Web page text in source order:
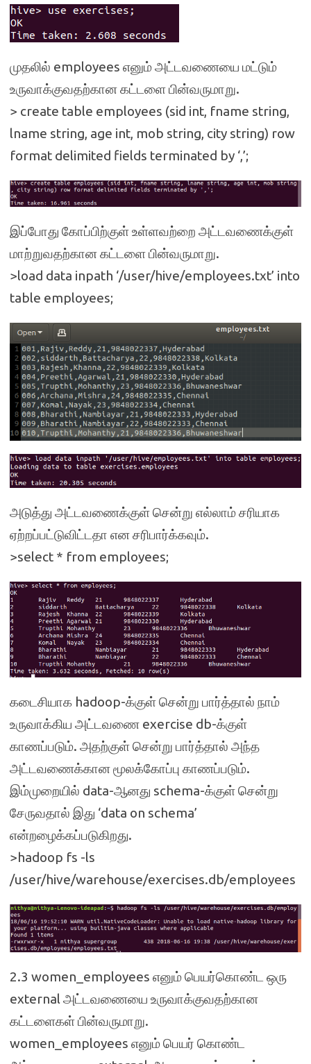
முதலில் employees எனும் அட்டவணையை மட்டும்
உருவாக்குவதற்கான கட்டளை பின்வருமாறு.
> create table employees (sid int, fname string,
lname string, age int, mob string, city string) row
format delimited fields terminated by ‘,’;
இப்போது கோப்பிற்குள் உள்ளவற்றை அட்டவணைக்குள்
மாற்றுவதற்கான கட்டளை பின்வருமாறு.
>load data inpath ‘/user/hive/employees.txt’ into
table employees;
அடுத்து அட்டவணைக்குள் சென்று எல்லாம் சரியாக
ஏற்றப்பட்டுவிட்டதா என சரிபார்க்கவும்.
>select * from employees;
கடைசியாக hadoop-க்குள் சென்று பார்த்தால் நாம்
உருவாக்கிய அட்டவணை exercise db-க்குள்
காணப்படும். அதற்குள் சென்று பார்த்தால் அந்த
அட்டவணைக்கான மூலக்கோப்பு காணப்படும்.
இம்முறையில் data-ஆனது schema-க்குள் சென்று
சேருவதால் இது ‘data on schema’
என்றழைக்கப்படுகிறது.
>hadoop fs -ls
/user/hive/warehouse/exercises.db/employees
2.3 women_employees எனும் பெயர்கொண்ட ஒரு
external அட்டவணையை உருவாக்குவதற்கான
கட்டளைகள் பின்வருமாறு.
women_employees எனும் பெயர் கொண்ட